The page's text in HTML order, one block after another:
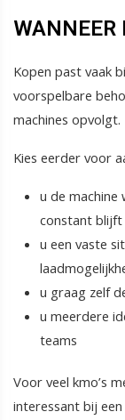
WANNEER
Kopen past vaak
voorspelbare
machines opvolgt.
Kies eerder voor
u de machine
constant blijft
u een vaste
u graag zelf
u meerdere
teams
Voor veel kmo’s
interessant bij